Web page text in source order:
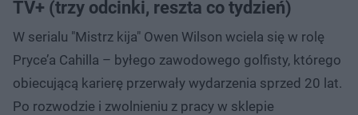
TV+ (trzy odcinki, reszta co tydzień)
W serialu "Mistrz kija" Owen Wilson wciela się w rolę
Pryce’a Cahilla – byłego zawodowego golfisty, którego
obiecującą karierę przerwały wydarzenia sprzed 20 lat.
Po rozwodzie i zwolnieniu z pracy w sklepie